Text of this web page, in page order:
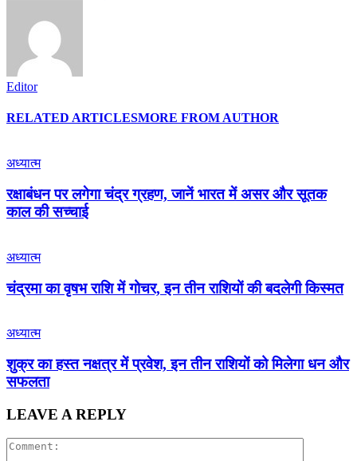
Editor
RELATED ARTICLESMORE FROM AUTHOR
अध्यात्म
रक्षाबंधन पर लगेगा चंद्र ग्रहण, जानें भारत में असर और सूतक
काल की सच्चाई
अध्यात्म
चंद्रमा का वृषभ राशि में गोचर, इन तीन राशियों की बदलेगी किस्मत
अध्यात्म
शुक्र का हस्त नक्षत्र में प्रवेश, इन तीन राशियों को मिलेगा धन और
सफलता
LEAVE A REPLY